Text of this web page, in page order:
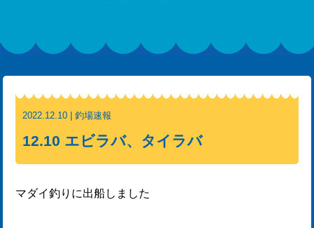
2022.12.10 | 釣場速報
12.10 エビラバ、タイラバ
マダイ釣りに出船しました